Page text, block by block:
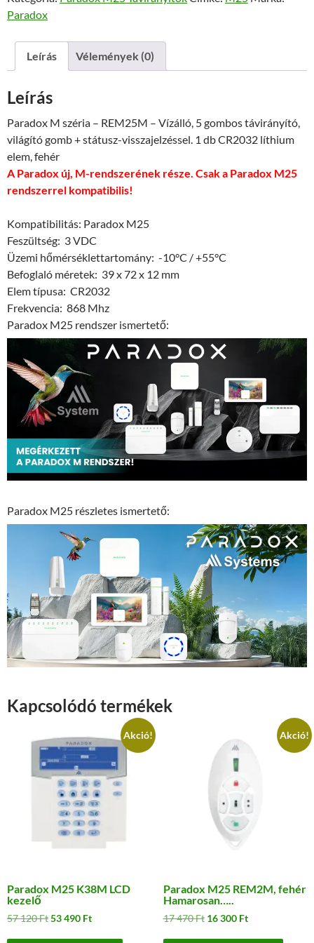
Paradox
Leírás Vélemények (0)
Leírás
Paradox M széria – REM25M – Vízálló, 5 gombos távirányító,
világító gomb + státusz-visszajelzéssel. 1 db CR2032 líthium
elem, fehér
A Paradox új, M-rendszerének része. Csak a Paradox M25
rendszerrel kompatibilis!
Kompatibilitás: Paradox M25
Feszültség: 3 VDC
Üzemi hőmérséklettartomány: -10°C / +55°C
Befoglaló méretek: 39 x 72 x 12 mm
Elem típusa: CR2032
Frekvencia: 868 Mhz
Paradox M25 rendszer ismertető:
Paradox M25 részletes ismertető:
Kapcsolódó termékek
Akció!
Paradox M25 K38M LCD
kezelő
57 120Ft Original
53 490 FtCurrent
Akció!
Paradox M25 REM2M, fehér
Hamarosan…..
17 470Ft Original
16 300 FtCurrent